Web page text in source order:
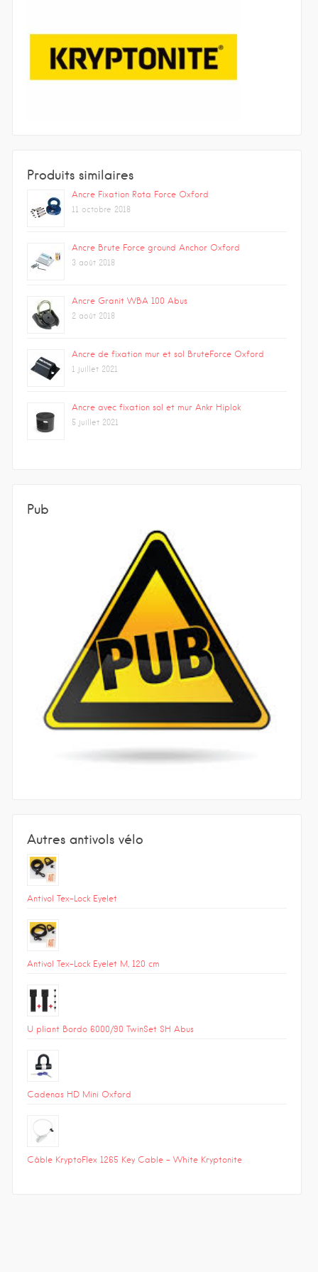
Produits similaires
Ancre Fixation Rota Force Oxford
11 octobre 2018
Ancre Brute Force ground Anchor Oxford
3 août 2018
Ancre Granit WBA 100 Abus
2 août 2018
Ancre de fixation mur et sol BruteForce Oxford
1 juillet 2021
Ancre avec fixation sol et mur Ankr Hiplok
5 juillet 2021
Pub
Autres antivols vélo
Antivol Tex-Lock Eyelet
Antivol Tex-Lock Eyelet M, 120 cm
U pliant Bordo 6000/90 TwinSet SH Abus
Cadenas HD Mini Oxford
Câble KryptoFlex 1265 Key Cable – White Kryptonite